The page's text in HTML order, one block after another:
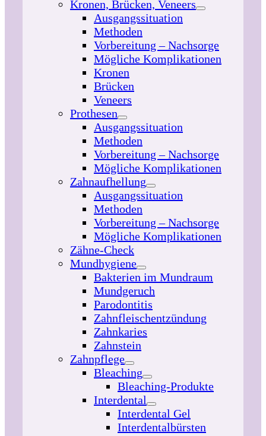
Kronen, Brücken, Veneers
Ausgangssituation
Methoden
Vorbereitung – Nachsorge
Mögliche Komplikationen
Kronen
Brücken
Veneers
Prothesen
Ausgangssituation
Methoden
Vorbereitung – Nachsorge
Mögliche Komplikationen
Zahnaufhellung
Ausgangssituation
Methoden
Vorbereitung – Nachsorge
Mögliche Komplikationen
Zähne-Check
Mundhygiene
Bakterien im Mundraum
Mundgeruch
Parodontitis
Zahnfleischentzündung
Zahnkaries
Zahnstein
Zahnpflege
Bleaching
Bleaching-Produkte
Interdental
Interdental Gel
Interdentalbürsten